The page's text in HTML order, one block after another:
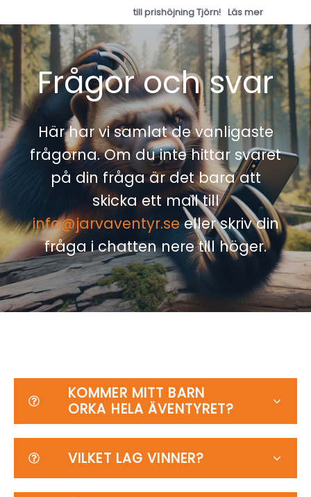
till prishöjning Tjörn! Läs mer
Frågor och svar
Här har vi samlat de vanligaste
frågorna. Om du inte hittar svaret
på din fråga är det bara att
skicka ett mail till
info@jarvaventyr.seeller skriv din
fråga i chatten nere till höger.
KOMMER MITT BARN
ORKA HELA ÄVENTYRET?
VILKET LAG VINNER?